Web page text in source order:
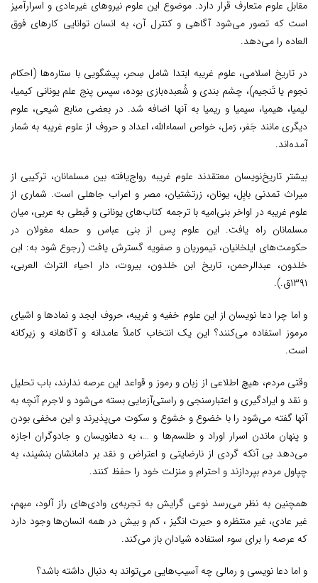
مقابل علوم متعارف قرار دارد. موضوع این علوم نیروهای غیرعادی و اسرارآمیز
است که تصور می‌شود آگاهی و کنترل آن، به انسان توانایی کارهای فوق
العاده را می‌دهد.
در تاریخ اسلامی، علوم غریبه ابتدا شامل سِحر، پیشگویی با ستاره‌ها (احکام
نجوم یا تَنجیم)، چشم‌ بندی و شُعبده‌بازی بوده، سپس پنج علم یونانی کیمیا،
لیمیا، هیمیا، سیمیا و ریمیا به آنها اضافه شد. در بعضی منابع شیعی، علوم
دیگری مانند جَفر، رَمل، خواص اسماءالله، اعداد و حروف از علوم غریبه به شمار
آمده‌اند.
بیشتر تاریخ‌نویسان معتقدند علوم غریبه رواج‌یافته بین مسلمانان، ترکیبی از
میراث تمدنی بابِل، یونان، زرتشتیان، مصر و اعراب جاهلی است. شماری از
علوم غریبه در اواخر بنی‌امیه با ترجمه کتاب‌های یونانی و قبطی به عربی، میان
مسلمانان راه یافت. این علوم پس از بنی عباس و حمله مغولان در
حکومت‌های ایلخانیان، تیموریان و صفویه گسترش یافت (رجوع شود به: ابن
خلدون، عبدالرحمن، تاریخ ابن خلدون، بیروت،‌ دار احیاء التراث العربی،
۱۳۹۱ق.).
و اما چرا دعا نویسان از این علوم خفیه و غریبه، حروف ابجد و نمادها و اشیای
مرموز استفاده می‌کنند؟ این یک انتخاب کاملاً عامدانه و آگاهانه و زیرکانه
است.
وقتی مردم، هیچ اطلاعی از زبان و رموز و قواعد این عرصه ندارند، باب تحلیل
و نقد و ایرادگیری و اعتبارسنجی و راستی‌آزمایی بسته می‌شود و لاجرم آنچه به
آنها گفته می‌شود را با خضوع و خشوع و سکوت می‌پذیرند و این مخفی بودن
و پنهان ماندن اسرار اوراد و طلسم‌ها و …، به دعانویسان و جادوگران اجازه
می‌دهد بی آنکه گردی از نارضایتی و اعتراض و نقد بر دامانشان بنشیند، به
چپاول مردم بپردازند و احترام و منزلت خود را حفظ کنند.
همچنین به نظر می‌رسد نوعی گرایش به تجربه‌ی وادی‌های راز آلود، مبهم،
غیر عادی، غیر منتظره و حیرت انگیز ، کم و بیش در همه انسان‌ها وجود دارد
که عرصه را برای سوء استفاده شیادان باز می‌کند.
و اما دعا نویسی و رمالی چه آسیب‌هایی می‌تواند به دنبال داشته باشد؟